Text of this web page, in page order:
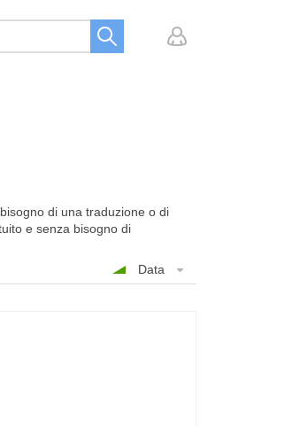
di una traduzione o di
e senza bisogno di
Data